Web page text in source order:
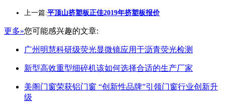
上一篇:平顶山挤塑板正佳2019年挤塑板报价
更多»您可能感兴趣的文章:
广州明慧科研级荧光显微镜应用于沥青荧光检测
新型高效重型细碎机该如何选择合适的生产厂家
美阁门窗荣获铝门窗 “创新性品牌”引领门窗行业创新升
级